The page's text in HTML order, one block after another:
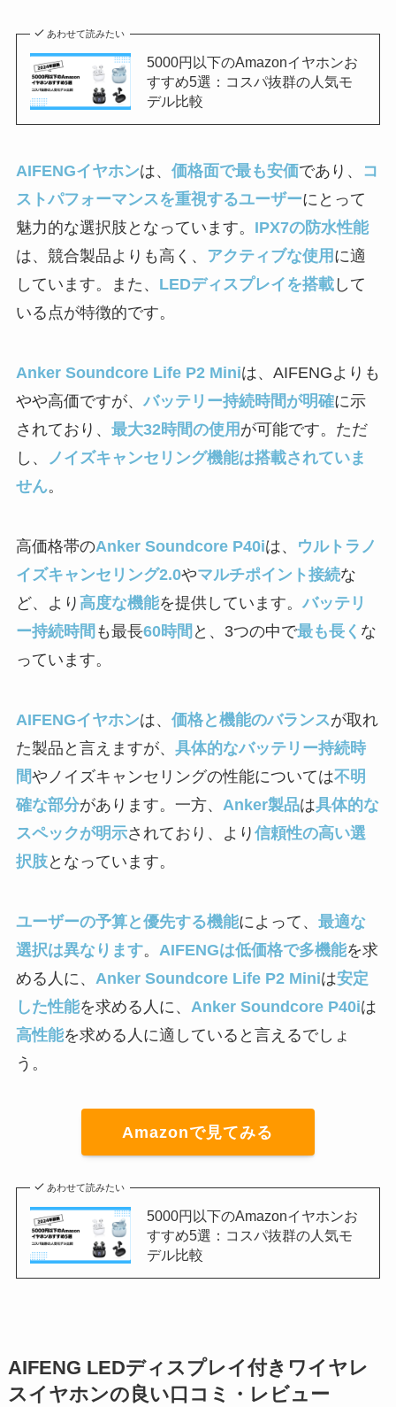
あわせて読みたい
5000円以下のAmazonイヤホンお
すすめ5選：コスパ抜群の人気モ
デル比較
AIFENGイヤホンは、 価格面で最も安価であり、
コ
ストパフォーマンスを重視するユーザーにとって
魅力的な選択肢となっています。 IPX7の防水性能
は、競合製品よりも高く、 アクティブな使用 に適
しています。また、 LEDディスプレイを搭載して
いる点が特徴的です。
Anker Soundcore Life P2 Miniは、AIFENGよりも
やや高価ですが、バッテリー持続時間が明確に示
されており、 最大32時間の使用 が可能です。ただ
し、
ノイズキャンセリング機能は搭載されていま
せん。
高価格帯のAnker Soundcore P40iは、
ウルトラノ
イズキャンセリング2.0やマルチポイント接続な
ど、より 高度な機能を提供しています。バッテリ
ー持続時間 も最長60時間 と、3つの中で最も長く な
っています。
AIFENGイヤホンは、 価格と機能のバランスが取れ
た製品と言えますが、 具体的なバッテリー持続時
間やノイズキャンセリングの性能については不明
確な部分があります。一方、 Anker製品は具体的な
スペックが明示されており、より 信頼性の高い選
択肢となっています。
ユーザーの予算と優先する機能によって、 最適な
選択は異なります。 AIFENGは低価格で多機能を求
める人に、 Anker Soundcore Life P2 Miniは安定
した性能を求める人に、 Anker Soundcore P40iは
高性能を求める人に適していると言えるでしょ
う。
Amazonで見てみる
あわせて読みたい
5000円以下のAmazonイヤホンお
すすめ5選：コスパ抜群の人気モ
デル比較
AIFENG LEDディスプレイ付きワイヤレ
スイヤホンの良い口コミ・レビュー